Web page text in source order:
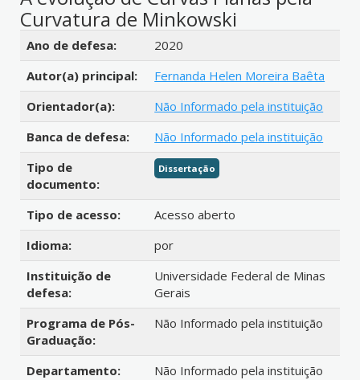
Curvatura de Minkowski
Detalhes bibliográficos
Ano de defesa:
2020
Autor(a) principal:
Fernanda Helen Moreira Baêta
Orientador(a):
Não Informado pela instituição
Banca de defesa:
Não Informado pela instituição
Tipo de
documento:
Dissertação
Tipo de acesso:
Acesso aberto
Idioma:
por
Instituição de
defesa:
Universidade Federal de Minas
Gerais
Programa de Pós-
Graduação:
Não Informado pela instituição
Departamento:
Não Informado pela instituição